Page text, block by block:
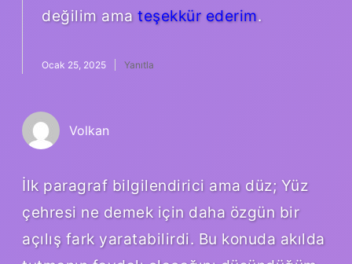
değilim ama teşekkür ederim.
Ocak 25, 2025 Yanıtla
Volkan
İlk paragraf bilgilendirici ama düz; Yüz
çehresi ne demek için daha özgün bir
açılış fark yaratabilirdi. Bu konuda akılda